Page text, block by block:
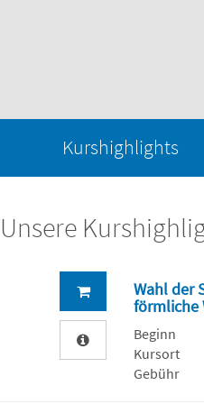
Kurshighlights
Unsere
Wahl der
förmliche
Beginn
Kursort
Gebühr